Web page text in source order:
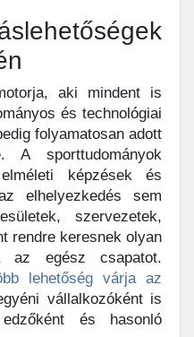
aki mindent is
és technológiai
folyamatosan adott
sporttudományok
képzések és
elhelyezkedés sem
szervezetek,
rendre keresnek olyan
az egész csapatot.
lehetőség várja az
vállalkozóként is
és hasonló